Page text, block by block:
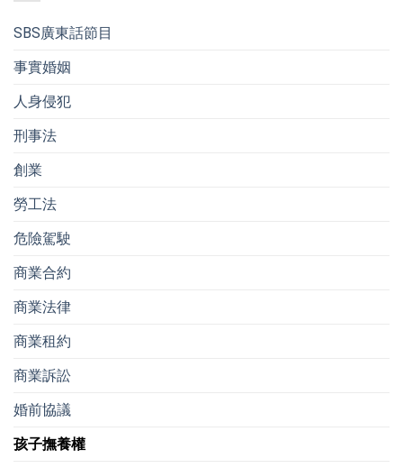
SBS廣東話節目
事實婚姻
人身侵犯
刑事法
創業
勞工法
危險駕駛
商業合約
商業法律
商業租約
商業訴訟
婚前協議
孩子撫養權